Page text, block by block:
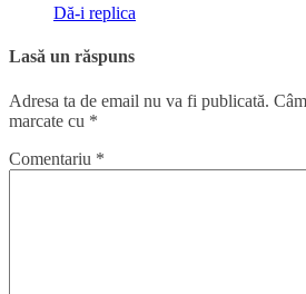
Dă-i replica
Lasă un răspuns
Adresa ta de email nu va fi publicată.
marcate cu *
Comentariu *